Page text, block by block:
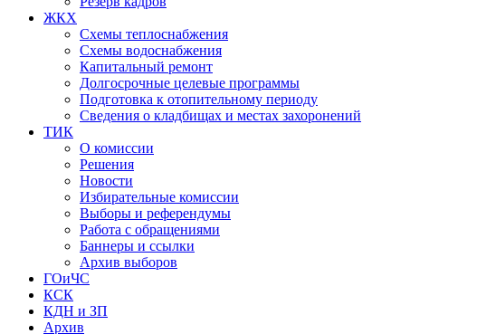
ЖКХ
Схемы теплоснабжения
Схемы водоснабжения
Капитальный ремонт
Долгосрочные целевые программы
Подготовка к отопительному периоду
Сведения о кладбищах и местах захоронений
ТИК
О комиссии
Решения
Новости
Избирательные комиссии
Выборы и референдумы
Работа с обращениями
Баннеры и ссылки
Архив выборов
ГОиЧС
КСК
КДН и ЗП
Архив